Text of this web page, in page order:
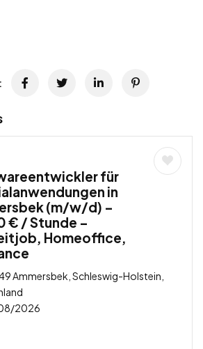
für
in
(m/w/d) –
€ / Stunde –
Homeoffice,
Ammersbek, Schleswig-Holstein,
2026